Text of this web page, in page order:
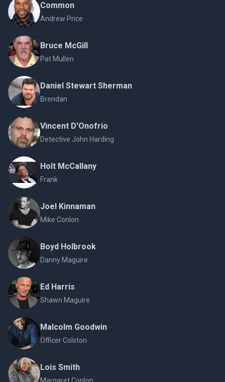
Common
Andrew Price
Bruce McGill
Pat Mullen
Daniel Stewart Sherman
Brendan
Vincent D'Onofrio
Detective John Harding
Holt McCallany
Frank
Joel Kinnaman
Mike Conlon
Boyd Holbrook
Danny Maguire
Ed Harris
Shawn Maguire
Malcolm Goodwin
Officer Colston
Lois Smith